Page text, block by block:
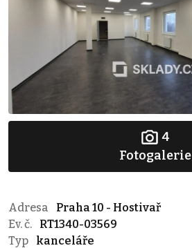
4
Fotogalerie
Adresa
Praha 10 - Hostivař
Ev. č.
RT1340-03569
Typ
kanceláře